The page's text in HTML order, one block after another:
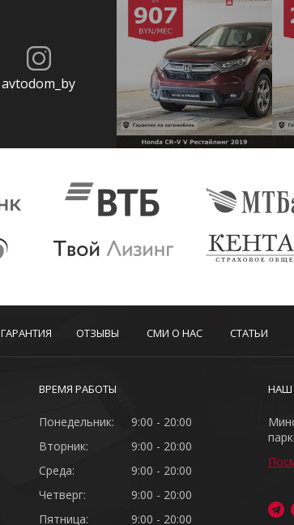
avtodom_by
ГАРАНТИЯ ОТЗЫВЫ СМИ О НАС СТАТЬИ
ВРЕМЯ РАБОТЫ
Понедельник:
9:00 - 20:00
Вторник:
9:00 - 20:00
Среда:
9:00 - 20:00
Четверг:
9:00 - 20:00
Пятница:
9:00 - 20:00
НАШ